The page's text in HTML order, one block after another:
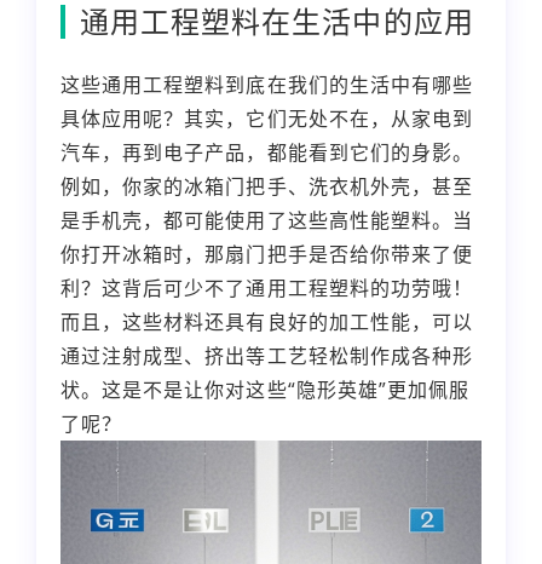
通用工程塑料在生活中的应用
这些通用工程塑料到底在我们的生活中有哪些
具体应用呢？其实，它们无处不在，从家电到
汽车，再到电子产品，都能看到它们的身影。
例如，你家的冰箱门把手、洗衣机外壳，甚至
是手机壳，都可能使用了这些高性能塑料。当
你打开冰箱时，那扇门把手是否给你带来了便
利？这背后可少不了通用工程塑料的功劳哦！
而且，这些材料还具有良好的加工性能，可以
通过注射成型、挤出等工艺轻松制作成各种形
状。这是不是让你对这些“隐形英雄”更加佩服
了呢？